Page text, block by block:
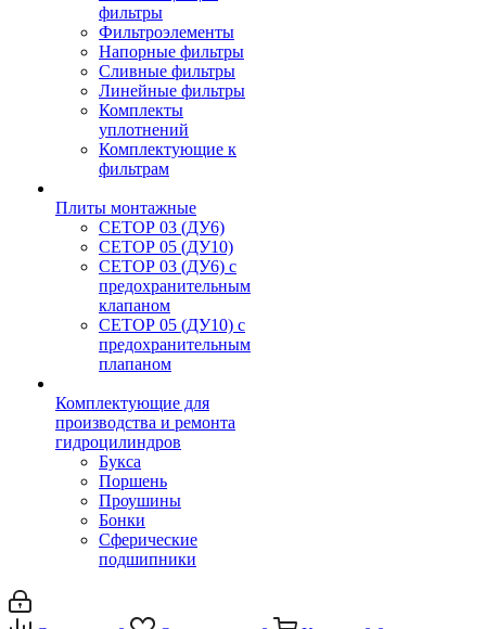
фильтры
Фильтроэлементы
Напорные фильтры
Сливные фильтры
Линейные фильтры
Комплекты
уплотнений
Комплектующие к
фильтрам
Плиты монтажные
CЕТОР 03 (ДУ6)
CЕТОР 05 (ДУ10)
CЕТОР 03 (ДУ6) с
предохранительным
клапаном
CЕТОР 05 (ДУ10) с
предохранительным
плапаном
Комплектующие для
производства и ремонта
гидроцилиндров
Букса
Поршень
Проушины
Бонки
Сферические
подшипники